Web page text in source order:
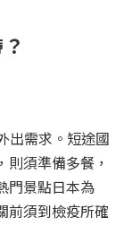
出需求。短途國
須準備多餐，
門景點日本為
前須到檢疫所確